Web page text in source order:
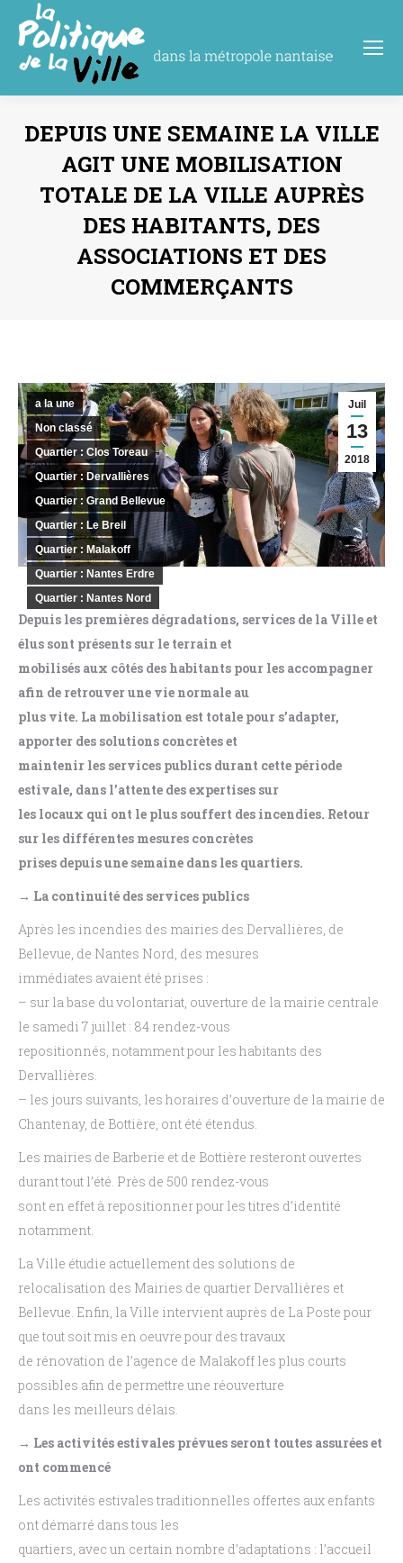
DEPUIS UNE SEMAINE LA VILLE
AGIT UNE MOBILISATION
TOTALE DE LA VILLE AUPRÈS
DES HABITANTS, DES
ASSOCIATIONS ET DES
COMMERÇANTS
Juil
13
2018
a la une
Non classé
Quartier : Clos Toreau
Quartier : Dervallières
Quartier : Grand Bellevue
Quartier : Le Breil
Quartier : Malakoff
Quartier : Nantes Erdre
Quartier : Nantes Nord
Depuis les premières dégradations, services de la Ville et
élus sont présents sur le terrain et
mobilisés aux côtés des habitants pour les accompagner
afin de retrouver une vie normale au
plus vite. La mobilisation est totale pour s’adapter,
apporter des solutions concrètes et
maintenir les services publics durant cette période
estivale, dans l’attente des expertises sur
les locaux qui ont le plus souffert des incendies. Retour
sur les différentes mesures concrètes
prises depuis une semaine dans les quartiers.
→ La continuité des services publics
Après les incendies des mairies des Dervallières, de
Bellevue, de Nantes Nord, des mesures
immédiates avaient été prises :
– sur la base du volontariat, ouverture de la mairie centrale
le samedi 7 juillet : 84 rendez-vous
repositionnés, notamment pour les habitants des
Dervallières.
– les jours suivants, les horaires d’ouverture de la mairie de
Chantenay, de Bottière, ont été étendus.
Les mairies de Barberie et de Bottière resteront ouvertes
durant tout l’été. Près de 500 rendez-vous
sont en effet à repositionner pour les titres d’identité
notamment.
La Ville étudie actuellement des solutions de
relocalisation des Mairies de quartier Dervallières et
Bellevue. Enfin, la Ville intervient auprès de La Poste pour
que tout soit mis en oeuvre pour des travaux
de rénovation de l’agence de Malakoff les plus courts
possibles afin de permettre une réouverture
dans les meilleurs délais.
→ Les activités estivales prévues seront toutes assurées et
ont commencé
Les activités estivales traditionnelles offertes aux enfants
ont démarré dans tous les
quartiers, avec un certain nombre d’adaptations : l’accueil